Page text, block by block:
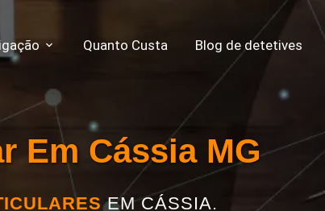
Quanto Custa Blog de detetives
Em Cássia MG
EM CÁSSIA.